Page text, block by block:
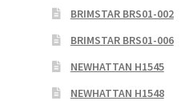
BRIMSTAR BRS01-002
BRIMSTAR BRS01-006
NEWHATTAN H1545
NEWHATTAN H1548